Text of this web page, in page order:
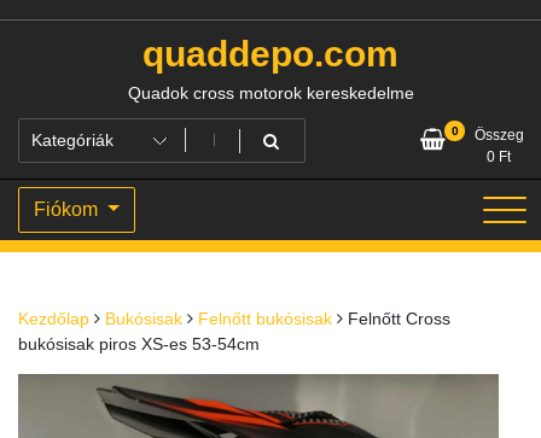
quaddepo.com
Quadok cross motorok kereskedelme
0
Összeg
0 Ft
Fiókom
Kezdőlap Bukósisak Felnőtt bukósisak
Felnőtt Cross
bukósisak piros XS-es 53-54cm